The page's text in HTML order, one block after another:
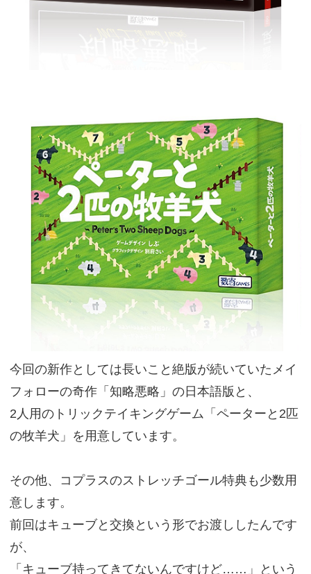
今回の新作としては長いこと絶版が続いていたメイ
フォローの奇作「知略悪略」の日本語版と、
2人用のトリックテイキングゲーム「ペーターと2匹
の牧羊犬」を用意しています。
その他、コプラスのストレッチゴール特典も少数用
意します。
前回はキューブと交換という形でお渡ししたんです
が、
「キューブ持ってきてないんですけど……」という